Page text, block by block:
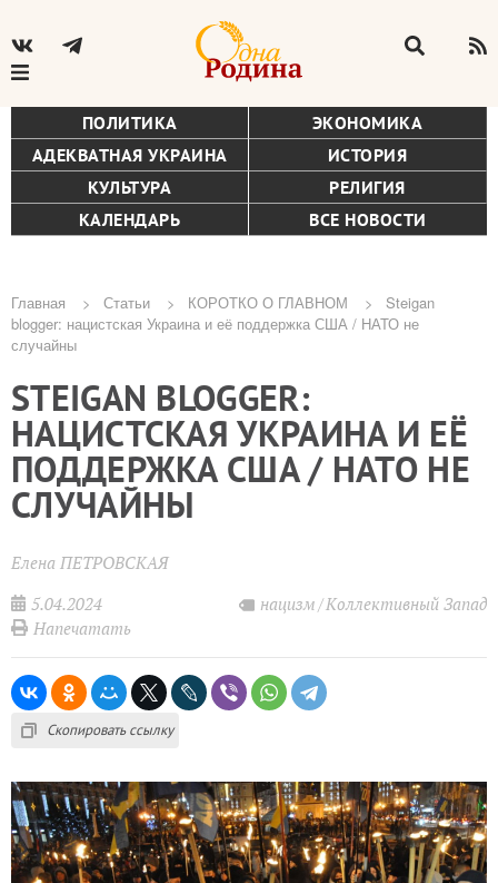
ПОЛИТИКА
ЭКОНОМИКА
АДЕКВАТНАЯ УКРАИНА
ИСТОРИЯ
КУЛЬТУРА
РЕЛИГИЯ
КАЛЕНДАРЬ
ВСЕ НОВОСТИ
Строка
навигации
Главная Статьи КОРОТКО О ГЛАВНОМ
Steigan
blogger: нацистская Украина и её поддержка США / НАТО не
случайны
STEIGAN BLOGGER:
НАЦИСТСКАЯ УКРАИНА И ЕЁ
ПОДДЕРЖКА США / НАТО НЕ
СЛУЧАЙНЫ
Елена ПЕТРОВСКАЯ
5.04.2024
нацизм Коллективный Запад
Напечатать
Скопировать ссылку